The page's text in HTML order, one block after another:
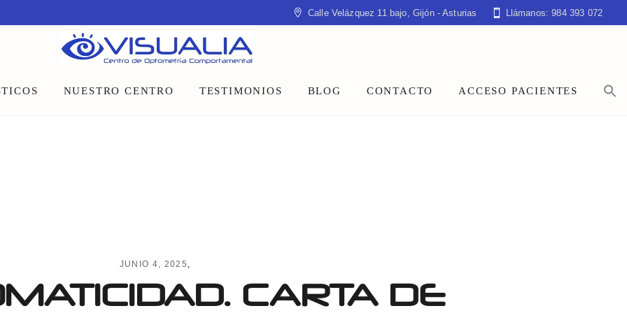
Calle Velázquez 11 bajo, Gijón - Asturias Llámanos: 984 393 072
NUESTRO CENTRO TESTIMONIOS BLOG CONTACTO ACCESO PACIENTES
JUNIO 4, 2025
CARTA DE